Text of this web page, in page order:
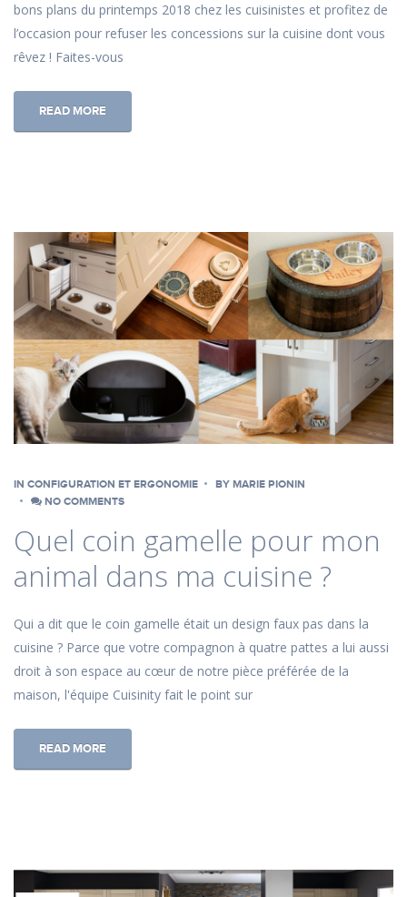
bons plans du printemps 2018 chez les cuisinistes et profitez de
l’occasion pour refuser les concessions sur la cuisine dont vous
rêvez ! Faites-vous
READ MORE
IN CONFIGURATION ET ERGONOMIE BY MARIE PIONIN
NO COMMENTS
Quel coin gamelle pour mon
animal dans ma cuisine ?
Qui a dit que le coin gamelle était un design faux pas dans la
cuisine ? Parce que votre compagnon à quatre pattes a lui aussi
droit à son espace au cœur de notre pièce préférée de la
maison, l'équipe Cuisinity fait le point sur
READ MORE